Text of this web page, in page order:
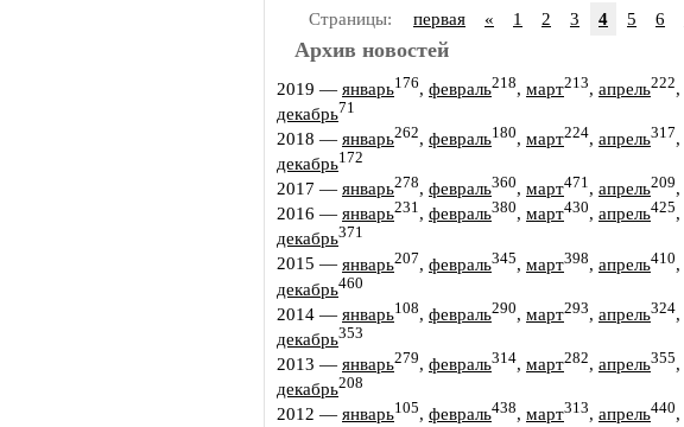
Страницы:
первая « 1 2 3 4 5 6
Архив новостей
2019 — январь176, февраль218, март213, апрель222,
декабрь71
2018 — январь262, февраль180, март224, апрель317,
декабрь172
2017 — январь278, февраль360, март471, апрель209,
2016 — январь231, февраль380, март430, апрель425,
декабрь371
2015 — январь207, февраль345, март398, апрель410,
декабрь460
2014 — январь108, февраль290, март293, апрель324,
декабрь353
2013 — январь279, февраль314, март282, апрель355,
декабрь208
2012 — январь105, февраль438, март313, апрель440,